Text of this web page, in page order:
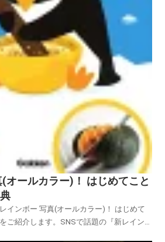
オールカラー)！ はじめてこと
インボー 写真(オールカラー)！ はじめて
ご紹介します。SNSで話題の『新レイン